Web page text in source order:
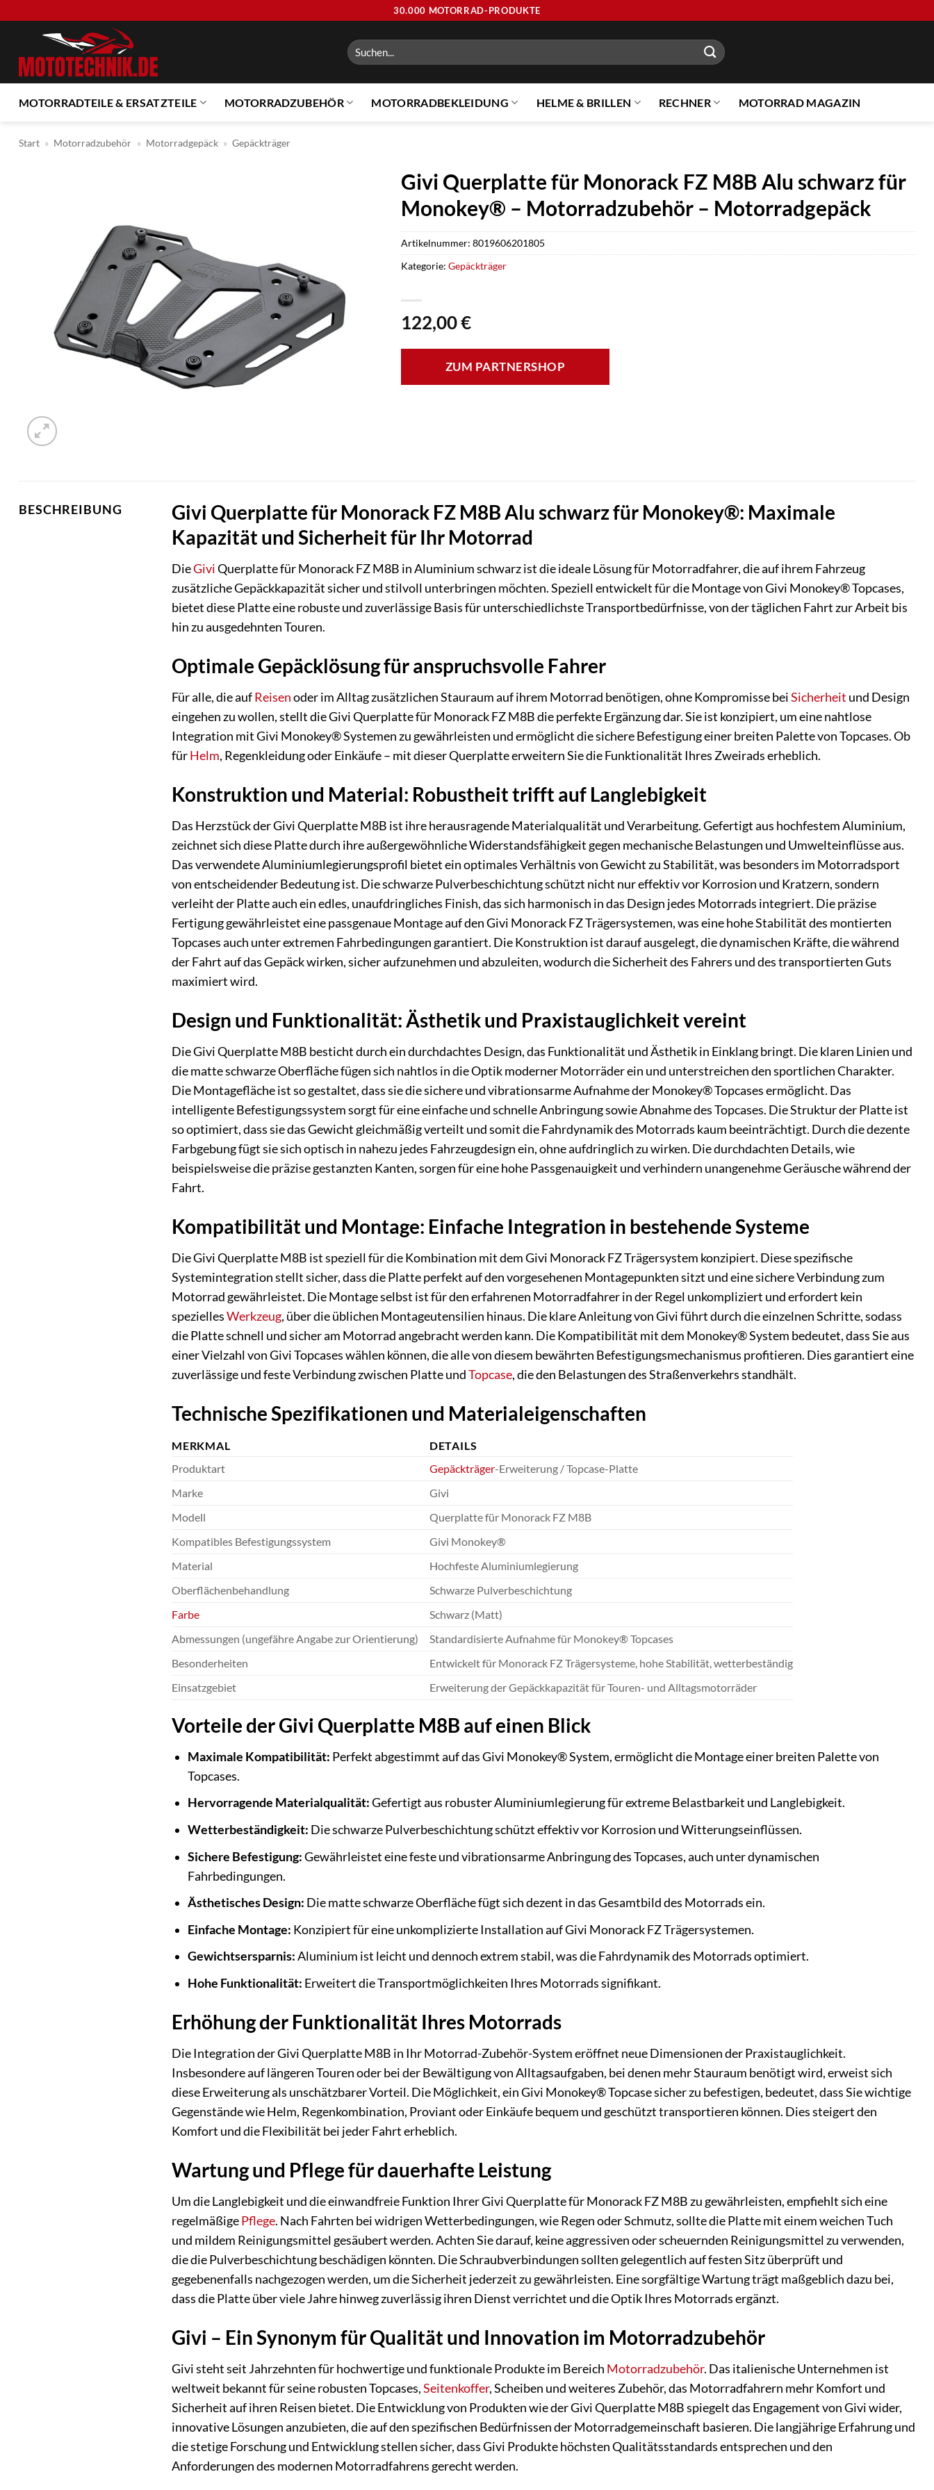
30.000 MOTORRAD-PRODUKTE
Suchen
nach:
MOTORRADTEILE & ERSATZTEILE MOTORRADZUBEHÖR MOTORRADBEKLEIDUNG HELME & BRILLEN RECHNER MOTORRAD MAGAZIN
Start » Motorradzubehör » Motorradgepäck » Gepäckträger
Givi Querplatte für Monorack FZ M8B Alu schwarz für
Monokey® – Motorradzubehör – Motorradgepäck
122,00€
ZUM PARTNERSHOP
Artikelnummer: 8019606201805
Kategorie: Gepäckträger
BESCHREIBUNG
Givi Querplatte für Monorack FZ M8B Alu schwarz für Monokey®: Maximale
Kapazität und Sicherheit für Ihr Motorrad
DieGiviQuerplatte für Monorack FZ M8B in Aluminium schwarz ist die ideale Lösung für Motorradfahrer, die auf ihrem Fahrzeug
zusätzliche Gepäckkapazität sicher und stilvoll unterbringen möchten. Speziell entwickelt für die Montage von Givi Monokey® Topcases,
bietet diese Platte eine robuste und zuverlässige Basis für unterschiedlichste Transportbedürfnisse, von der täglichen Fahrt zur Arbeit bis
hin zu ausgedehnten Touren.
Optimale Gepäcklösung für anspruchsvolle Fahrer
Für alle, die aufReisenoder im Alltag zusätzlichen Stauraum auf ihrem Motorrad benötigen, ohne Kompromisse beiSicherheit und Design
eingehen zu wollen, stellt die Givi Querplatte für Monorack FZ M8B die perfekte Ergänzung dar. Sie ist konzipiert, um eine nahtlose
Integration mit Givi Monokey® Systemen zu gewährleisten und ermöglicht die sichere Befestigung einer breiten Palette von Topcases. Ob
fürHelm, Regenkleidung oder Einkäufe – mit dieser Querplatte erweitern Sie die Funktionalität Ihres Zweirads erheblich.
Konstruktion und Material: Robustheit trifft auf Langlebigkeit
Das Herzstück der Givi Querplatte M8B ist ihre herausragende Materialqualität und Verarbeitung. Gefertigt aus hochfestem Aluminium,
zeichnet sich diese Platte durch ihre außergewöhnliche Widerstandsfähigkeit gegen mechanische Belastungen und Umwelteinflüsse aus.
Das verwendete Aluminiumlegierungsprofil bietet ein optimales Verhältnis von Gewicht zu Stabilität, was besonders im Motorradsport
von entscheidender Bedeutung ist. Die schwarze Pulverbeschichtung schützt nicht nur effektiv vor Korrosion und Kratzern, sondern
verleiht der Platte auch ein edles, unaufdringliches Finish, das sich harmonisch in das Design jedes Motorrads integriert. Die präzise
Fertigung gewährleistet eine passgenaue Montage auf den Givi Monorack FZ Trägersystemen, was eine hohe Stabilität des montierten
Topcases auch unter extremen Fahrbedingungen garantiert. Die Konstruktion ist darauf ausgelegt, die dynamischen Kräfte, die während
der Fahrt auf das Gepäck wirken, sicher aufzunehmen und abzuleiten, wodurch die Sicherheit des Fahrers und des transportierten Guts
maximiert wird.
Design und Funktionalität: Ästhetik und Praxistauglichkeit vereint
Die Givi Querplatte M8B besticht durch ein durchdachtes Design, das Funktionalität und Ästhetik in Einklang bringt. Die klaren Linien und
die matte schwarze Oberfläche fügen sich nahtlos in die Optik moderner Motorräder ein und unterstreichen den sportlichen Charakter.
Die Montagefläche ist so gestaltet, dass sie die sichere und vibrationsarme Aufnahme der Monokey® Topcases ermöglicht. Das
intelligente Befestigungssystem sorgt für eine einfache und schnelle Anbringung sowie Abnahme des Topcases. Die Struktur der Platte ist
so optimiert, dass sie das Gewicht gleichmäßig verteilt und somit die Fahrdynamik des Motorrads kaum beeinträchtigt. Durch die dezente
Farbgebung fügt sie sich optisch in nahezu jedes Fahrzeugdesign ein, ohne aufdringlich zu wirken. Die durchdachten Details, wie
beispielsweise die präzise gestanzten Kanten, sorgen für eine hohe Passgenauigkeit und verhindern unangenehme Geräusche während der
Fahrt.
Kompatibilität und Montage: Einfache Integration in bestehende Systeme
Die Givi Querplatte M8B ist speziell für die Kombination mit dem Givi Monorack FZ Trägersystem konzipiert. Diese spezifische
Systemintegration stellt sicher, dass die Platte perfekt auf den vorgesehenen Montagepunkten sitzt und eine sichere Verbindung zum
Motorrad gewährleistet. Die Montage selbst ist für den erfahrenen Motorradfahrer in der Regel unkompliziert und erfordert kein
speziellesWerkzeug, über die üblichen Montageutensilien hinaus. Die klare Anleitung von Givi führt durch die einzelnen Schritte, sodass
die Platte schnell und sicher am Motorrad angebracht werden kann. Die Kompatibilität mit dem Monokey® System bedeutet, dass Sie aus
einer Vielzahl von Givi Topcases wählen können, die alle von diesem bewährten Befestigungsmechanismus profitieren. Dies garantiert eine
zuverlässige und feste Verbindung zwischen Platte undTopcase, die den Belastungen des Straßenverkehrs standhält.
Technische Spezifikationen und Materialeigenschaften
MERKMAL
DETAILS
Produktart
Gepäckträger-Erweiterung / Topcase-Platte
Marke
Givi
Modell
Querplatte für Monorack FZ M8B
Kompatibles Befestigungssystem
Givi Monokey®
Material
Hochfeste Aluminiumlegierung
Oberflächenbehandlung
Schwarze Pulverbeschichtung
Farbe
Schwarz (Matt)
Abmessungen (ungefähre Angabe zur Orientierung)
Standardisierte Aufnahme für Monokey® Topcases
Besonderheiten
Entwickelt für Monorack FZ Trägersysteme, hohe Stabilität, wetterbeständig
Einsatzgebiet
Erweiterung der Gepäckkapazität für Touren- und Alltagsmotorräder
Vorteile der Givi Querplatte M8B auf einen Blick
Maximale Kompatibilität: Perfekt abgestimmt auf das Givi Monokey® System, ermöglicht die Montage einer breiten Palette von
Topcases.
Hervorragende Materialqualität:Gefertigt aus robuster Aluminiumlegierung für extreme Belastbarkeit und Langlebigkeit.
Wetterbeständigkeit: Die schwarze Pulverbeschichtung schützt effektiv vor Korrosion und Witterungseinflüssen.
Sichere Befestigung:Gewährleistet eine feste und vibrationsarme Anbringung des Topcases, auch unter dynamischen
Fahrbedingungen.
Ästhetisches Design: Die matte schwarze Oberfläche fügt sich dezent in das Gesamtbild des Motorrads ein.
Einfache Montage: Konzipiert für eine unkomplizierte Installation auf Givi Monorack FZ Trägersystemen.
Gewichtsersparnis:Aluminium ist leicht und dennoch extrem stabil, was die Fahrdynamik des Motorrads optimiert.
Hohe Funktionalität: Erweitert die Transportmöglichkeiten Ihres Motorrads signifikant.
Erhöhung der Funktionalität Ihres Motorrads
Die Integration der Givi Querplatte M8B in Ihr Motorrad-Zubehör-System eröffnet neue Dimensionen der Praxistauglichkeit.
Insbesondere auf längeren Touren oder bei der Bewältigung von Alltagsaufgaben, bei denen mehr Stauraum benötigt wird, erweist sich
diese Erweiterung als unschätzbarer Vorteil. Die Möglichkeit, ein Givi Monokey® Topcase sicher zu befestigen, bedeutet, dass Sie wichtige
Gegenstände wie Helm, Regenkombination, Proviant oder Einkäufe bequem und geschützt transportieren können. Dies steigert den
Komfort und die Flexibilität bei jeder Fahrt erheblich.
Wartung und Pflege für dauerhafte Leistung
Um die Langlebigkeit und die einwandfreie Funktion Ihrer Givi Querplatte für Monorack FZ M8B zu gewährleisten, empfiehlt sich eine
regelmäßigePflege. Nach Fahrten bei widrigen Wetterbedingungen, wie Regen oder Schmutz, sollte die Platte mit einem weichen Tuch
und mildem Reinigungsmittel gesäubert werden. Achten Sie darauf, keine aggressiven oder scheuernden Reinigungsmittel zu verwenden,
die die Pulverbeschichtung beschädigen könnten. Die Schraubverbindungen sollten gelegentlich auf festen Sitz überprüft und
gegebenenfalls nachgezogen werden, um die Sicherheit jederzeit zu gewährleisten. Eine sorgfältige Wartung trägt maßgeblich dazu bei,
dass die Platte über viele Jahre hinweg zuverlässig ihren Dienst verrichtet und die Optik Ihres Motorrads ergänzt.
Givi – Ein Synonym für Qualität und Innovation im Motorradzubehör
Givi steht seit Jahrzehnten für hochwertige und funktionale Produkte im Bereich Motorradzubehör. Das italienische Unternehmen ist
weltweit bekannt für seine robusten Topcases,Seitenkoffer, Scheiben und weiteres Zubehör, das Motorradfahrern mehr Komfort und
Sicherheit auf ihren Reisen bietet. Die Entwicklung von Produkten wie der Givi Querplatte M8B spiegelt das Engagement von Givi wider,
innovative Lösungen anzubieten, die auf den spezifischen Bedürfnissen der Motorradgemeinschaft basieren. Die langjährige Erfahrung und
die stetige Forschung und Entwicklung stellen sicher, dass Givi Produkte höchsten Qualitätsstandards entsprechen und den
Anforderungen des modernen Motorradfahrens gerecht werden.